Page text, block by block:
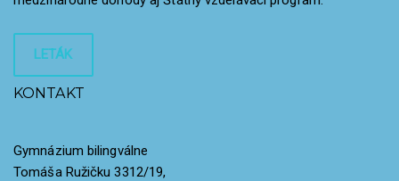
LETÁK
KONTAKT
Gymnázium bilingválne
Tomáša Ružičku 3312/19,